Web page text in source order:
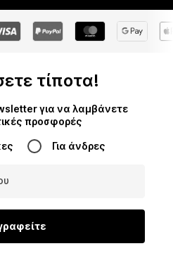
τίποτα!
για να λαμβάνετε
προσφορές
Για άνδρες